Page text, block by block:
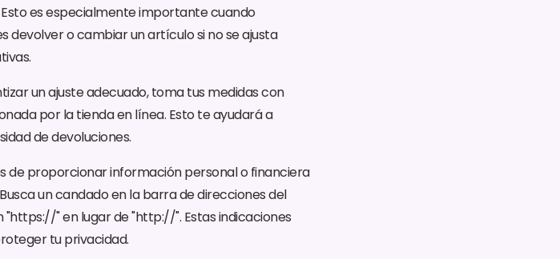
es especialmente importante cuando
devolver o cambiar un artículo si no se ajusta
un ajuste adecuado, toma tus medidas con
por la tienda en línea. Esto te ayudará a
de devoluciones.
de proporcionar información personal o financiera
un candado en la barra de direcciones del
" en lugar de "http://". Estas indicaciones
tu privacidad.